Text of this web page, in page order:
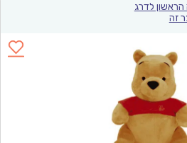
הראשון לדרג
זה